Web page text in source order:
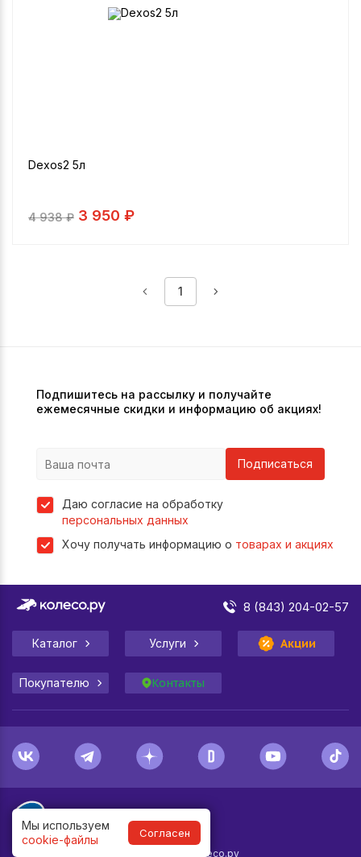
Мы используем
cookie-файлы
Согласен
Dexos2 5л
4 938₽ 3 950 ₽
1
Подпишитесь на рассылку и получайте
ежемесячные скидки и информацию об акциях!
Подписаться
Даю согласие на обработку
персональных данных
Хочу получать информацию о товарах и акциях
8 (843) 204-02-57
Каталог Услуги Акции
Покупателю Контакты
© Колесо.ру